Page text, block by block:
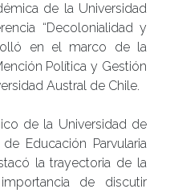
de la Universidad
“Decolonialidad y
en el marco de la
Política y Gestión
Austral de Chile.
de la Universidad de
Educación Parvularia
la trayectoria de la
de discutir